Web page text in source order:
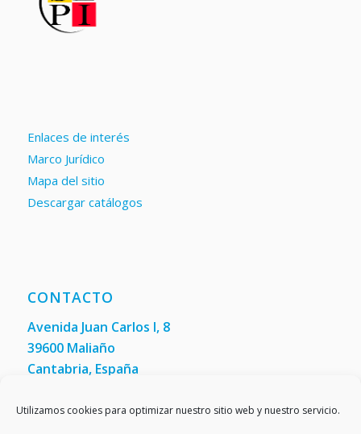
Utilizamos cookies para optimizar nuestro sitio web y nuestro servicio.
Enlaces de interés
Marco Jurídico
Mapa del sitio
Descargar catálogos
CONTACTO
Avenida Juan Carlos I, 8
39600 Maliaño
Cantabria, España
Fax:(+34) 942 200 148